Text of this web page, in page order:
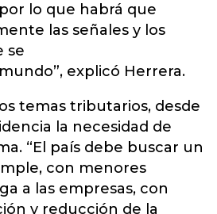
lo que habrá que
las señales y los
se
explicó Herrera.
temas tributarios, desde
la necesidad de
“El país debe buscar un
con menores
a las empresas, con
y reducción de la